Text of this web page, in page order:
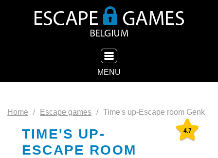
TOGGLE NAVIGATION
MENU
Home Escape games Time's up-Escape room Genk
TIME'S UP-
ESCAPE ROOM
4.7